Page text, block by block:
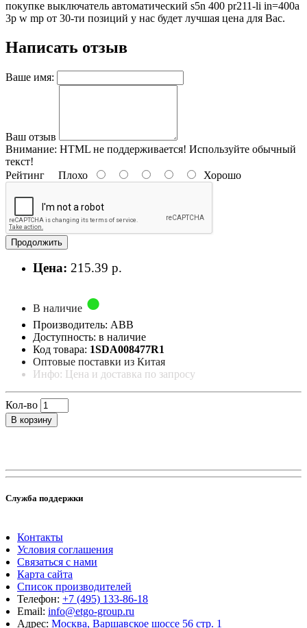
покупке выключатель автоматический s5n 400 pr211-li in=400a
3p w mp от 30-ти позиций у нас будет лучшая цена для Вас.
Написать отзыв
Ваше имя:
Ваш отзыв
Внимание: HTML не поддерживается! Используйте обычный
текст!
Рейтинг Плохо Хорошо
Продолжить
Цена: 215.39 р.
В наличие
Производитель: ABB
Доступность: в наличие
Код товара: 1SDA008477R1
Оптовые поставки из Китая
Инфо: Цена и доставка по запросу
Кол-во
В корзину
Служба поддержки
Контакты
Условия соглашения
Связаться с нами
Карта сайта
Список производителей
Телефон: +7 (495) 133-86-18
Email: info@etgo-group.ru
Адрес: Москва, Варшавское шоссе 56 стр. 1